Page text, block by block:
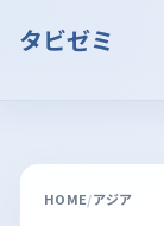
タビゼミ
HOME アジア